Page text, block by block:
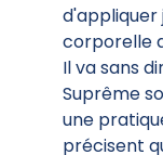
corporelle
Il va sans
Suprême
une
précisent